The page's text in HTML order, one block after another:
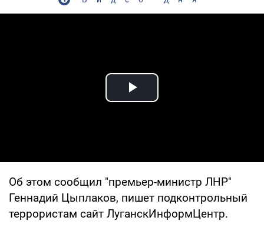
Play Video
Об этом сообщил "премьер-министр ЛНР"
Геннадий Цыплаков, пишет подконтрольный
террористам сайт ЛуганскИнформЦентр.